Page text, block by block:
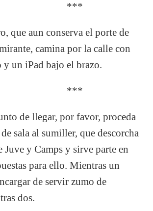
que aun conserva el porte de
camina por la calle con
y un iPad bajo el brazo.
de llegar, por favor, proceda
sala al sumiller, que descorcha
Juve y Camps y sirve parte en
para ello. Mientras un
de servir zumo de
dos.